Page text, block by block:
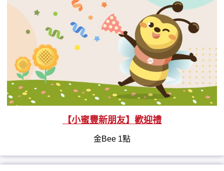
【小蜜豐新朋友】歡迎禮
金Bee 1點